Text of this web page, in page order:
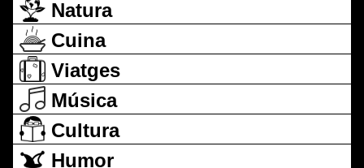
Natura
Cuina
Viatges
Música
Cultura
Humor